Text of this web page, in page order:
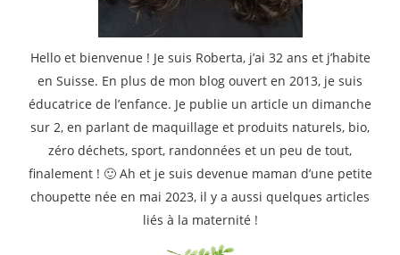
Hello et bienvenue ! Je suis Roberta, j’ai 32 ans et j’habite
en Suisse. En plus de mon blog ouvert en 2013, je suis
éducatrice de l’enfance. Je publie un article un dimanche
sur 2, en parlant de maquillage et produits naturels, bio,
zéro déchets, sport, randonnées et un peu de tout,
finalement ! 🙂 Ah et je suis devenue maman d’une petite
choupette née en mai 2023, il y a aussi quelques articles
liés à la maternité !